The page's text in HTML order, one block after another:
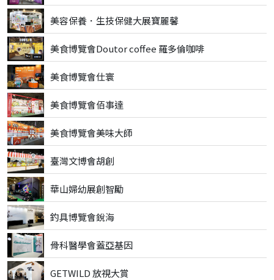
美容保養．生技保健大展寶麗馨
美食博覽會Doutor coffee 羅多倫咖啡
美食博覽會仕寰
美食博覽會佰事達
美食博覽會美味大師
臺灣文博會胡創
華山婦幼展創智勵
釣具博覽會銳海
骨科醫學會蓋亞基因
GETWILD 放視大賞